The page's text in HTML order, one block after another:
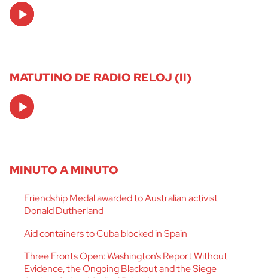
Audio
Player
MATUTINO DE RADIO RELOJ (II)
Audio
Player
MINUTO A MINUTO
Friendship Medal awarded to Australian activist
Donald Dutherland
Aid containers to Cuba blocked in Spain
Three Fronts Open: Washington’s Report Without
Evidence, the Ongoing Blackout and the Siege